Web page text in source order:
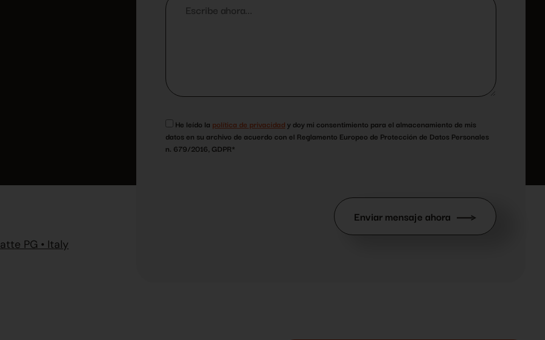
He leído la política de privacidady doy mi consentimiento para el almacenamiento de mis
datos en su archivo de acuerdo con el Reglamento Europeo de Protección de Datos Personales
n. 679/2016, GDPR*
Enviar mensaje ahora
PG • Italy